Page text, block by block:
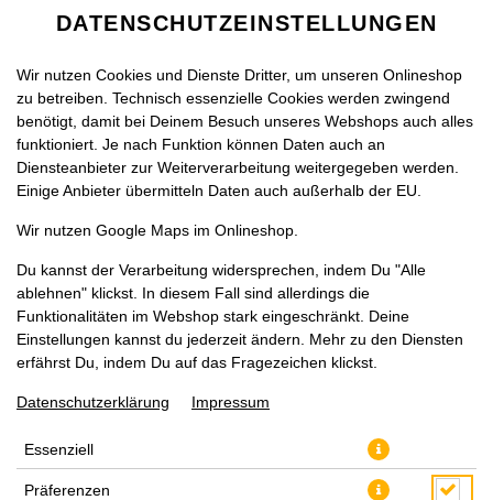
PIZZA BROT MIT SAUCE
GROSS, Ø 33CM
DATENSCHUTZEINSTELLUNGEN
Wir nutzen Cookies und Dienste Dritter, um unseren Onlineshop
zu betreiben. Technisch essenzielle Cookies werden zwingend
benötigt, damit bei Deinem Besuch unseres Webshops auch alles
funktioniert. Je nach Funktion können Daten auch an
Diensteanbieter zur Weiterverarbeitung weitergegeben werden.
Einige Anbieter übermitteln Daten auch außerhalb der EU.
Wir nutzen Google Maps im Onlineshop.
Du kannst der Verarbeitung widersprechen, indem Du "Alle
ablehnen" klickst. In diesem Fall sind allerdings die
Funktionalitäten im Webshop stark eingeschränkt. Deine
Einstellungen kannst du jederzeit ändern. Mehr zu den Diensten
erfährst Du, indem Du auf das Fragezeichen klickst.
Datenschutzerklärung Impressum
Essenziell
Präferenzen